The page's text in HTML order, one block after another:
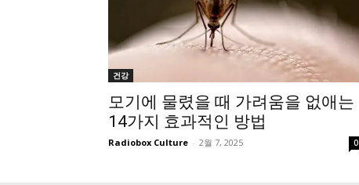
건강
모기에 물렸을 때 가려움을 없애는
14가지 효과적인 방법
Radiobox Culture - 2월 7, 2025 0